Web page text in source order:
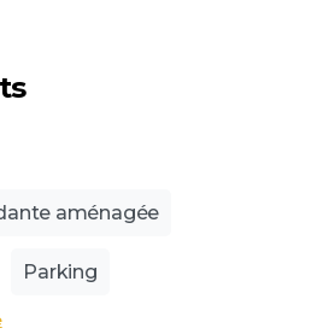
aménagée
Parking